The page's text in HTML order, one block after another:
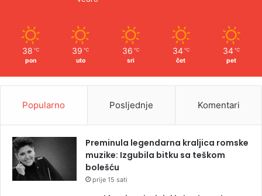
38 ℃
pon
39 ℃
uto
36 ℃
sri
34 ℃
čet
34 ℃
pet
Popularno Posljednje Komentari
Preminula legendarna kraljica romske
muzike: Izgubila bitku sa teškom
bolešću
prije 15 sati